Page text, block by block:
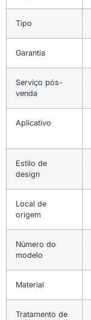
Tipo
Garantia
Serviço pós-
venda
Aplicativo
Estilo de
design
Local de
origem
Número do
modelo
Material
Tratamento de